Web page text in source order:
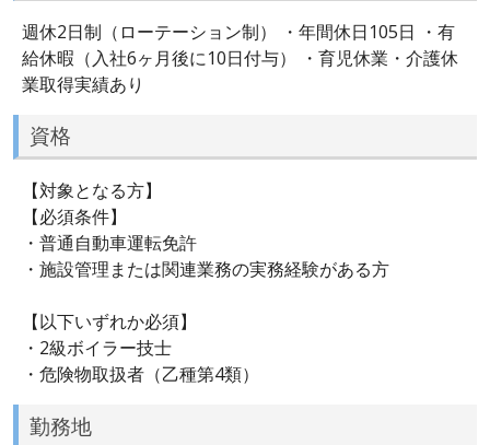
週休2日制（ローテーション制） ・年間休日105日 ・有
給休暇（入社6ヶ月後に10日付与） ・育児休業・介護休
業取得実績あり
資格
【対象となる方】
【必須条件】
・普通自動車運転免許
・施設管理または関連業務の実務経験がある方
【以下いずれか必須】
・2級ボイラー技士
・危険物取扱者（乙種第4類）
勤務地